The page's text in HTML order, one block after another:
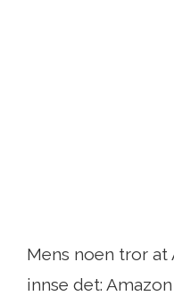
Mens noen tror at
innse det: